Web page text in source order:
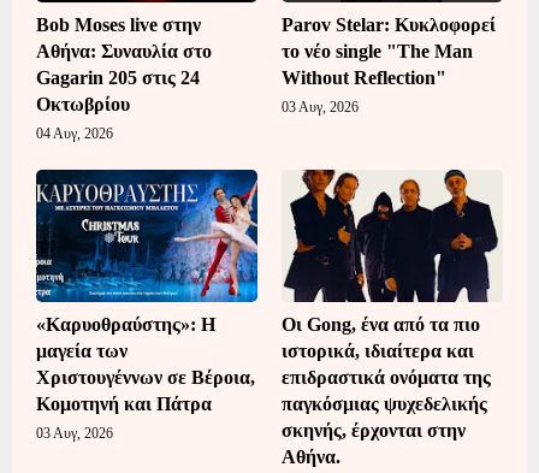
Bob Moses live στην
Αθήνα: Συναυλία στο
Gagarin 205 στις 24
Οκτωβρίου
04 Αυγ, 2026
Parov Stelar: Κυκλοφορεί
το νέο single "The Man
Without Reflection"
03 Αυγ, 2026
«Καρυοθραύστης»: Η
μαγεία των
Χριστουγέννων σε Βέροια,
Κομοτηνή και Πάτρα
03 Αυγ, 2026
Οι Gong, ένα από τα πιο
ιστορικά, ιδιαίτερα και
επιδραστικά ονόματα της
παγκόσμιας ψυχεδελικής
σκηνής, έρχονται στην
Αθήνα.